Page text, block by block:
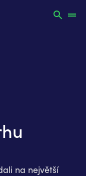
na největší